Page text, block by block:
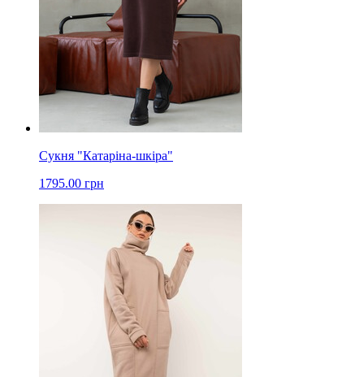
Сукня "Катаріна-шкіра"
1795.00 грн